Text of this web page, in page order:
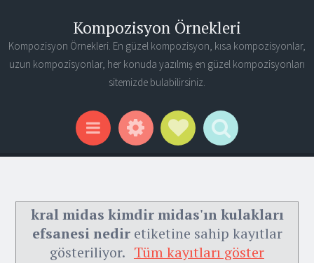
Kompozisyon Örnekleri
Kompozisyon Örnekleri. En güzel kompozisyon, kısa kompozisyonlar,
uzun kompozisyonlar, her konuda yazılmış en güzel kompozisyonları
sitemizde bulabilirsiniz.
Menu WidgetsSocial Links
Search
kral midas kimdir midas'ın kulakları
efsanesi nediretiketine sahip kayıtlar
gösteriliyor. Tüm kayıtları göster